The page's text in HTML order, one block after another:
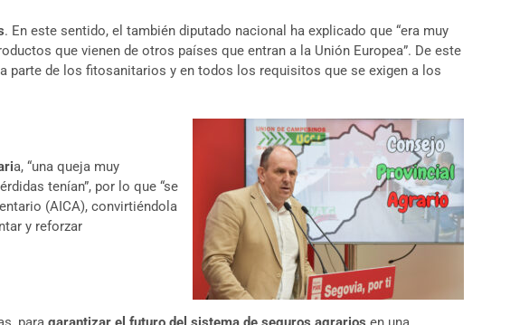
. En este sentido, el también diputado nacional ha explicado que “era muy
que vienen de otros países que entran a la Unión Europea”. De este
parte de los fitosanitarios y en todos los requisitos que se exigen a los
a, “una queja muy
tenían”, por lo que “se
(AICA), convirtiéndola
y reforzar